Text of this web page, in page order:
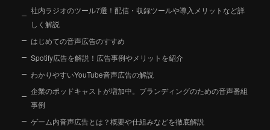
社内ラジオのツール7選！配信・収録ツールや導入メリットなど詳
しく解説
はじめての音声広告のすすめ
Spotify広告を解説！広告事例やメリットを紹介
わかりやすいYouTube音声広告の解説
企業のポッドキャストが増加中。ブランディングのための音声番組
事例
ゲーム内音声広告とは？概要や仕組みなどを徹底解説